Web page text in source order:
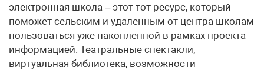
электронная школа – этот тот ресурс, который
поможет сельским и удаленным от центра школам
пользоваться уже накопленной в рамках проекта
информацией. Театральные спектакли,
виртуальная библиотека, возможности